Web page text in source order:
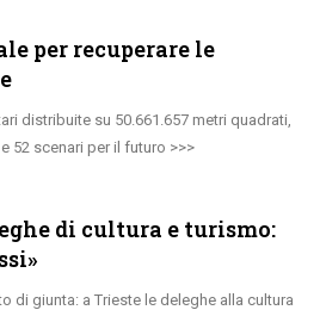
per recuperare le
distribuite su 50.661.657 metri quadrati,
52 scenari per il futuro
di cultura e turismo:
di giunta: a Trieste le deleghe alla cultura